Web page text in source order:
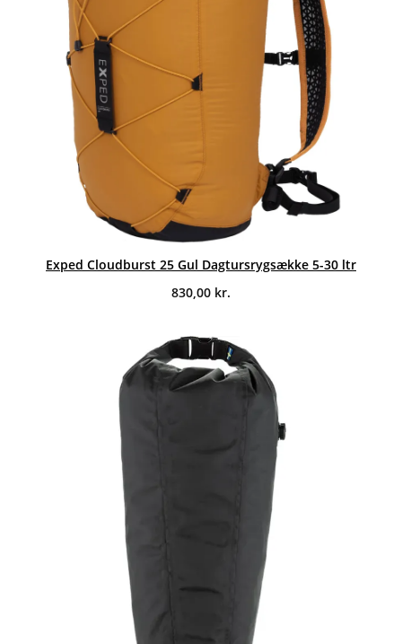
Exped Cloudburst 25 Gul Dagtursrygsække 5-30 ltr
830,00 kr.